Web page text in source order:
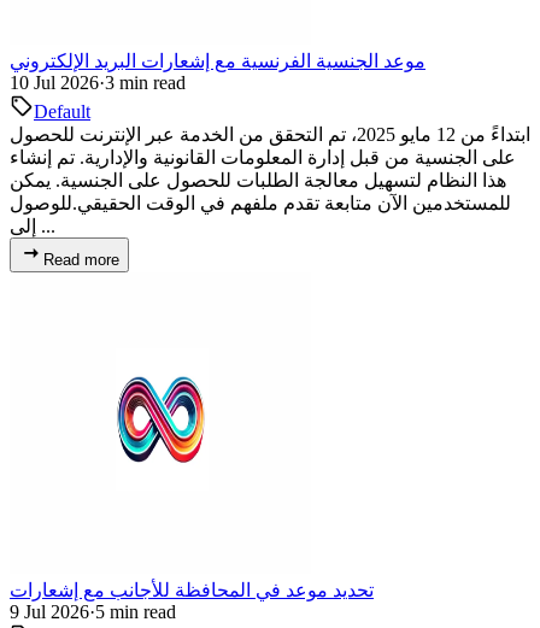
موعد الجنسية الفرنسية مع إشعارات البريد الإلكتروني
10 Jul 2026·3 min read
Default
ابتداءً من 12 مايو 2025، تم التحقق من الخدمة عبر الإنترنت للحصول
على الجنسية من قبل إدارة المعلومات القانونية والإدارية. تم إنشاء
هذا النظام لتسهيل معالجة الطلبات للحصول على الجنسية. يمكن
للمستخدمين الآن متابعة تقدم ملفهم في الوقت الحقيقي.للوصول
إلى ...
Read more
تحديد موعد في المحافظة للأجانب مع إشعارات
9 Jul 2026·5 min read